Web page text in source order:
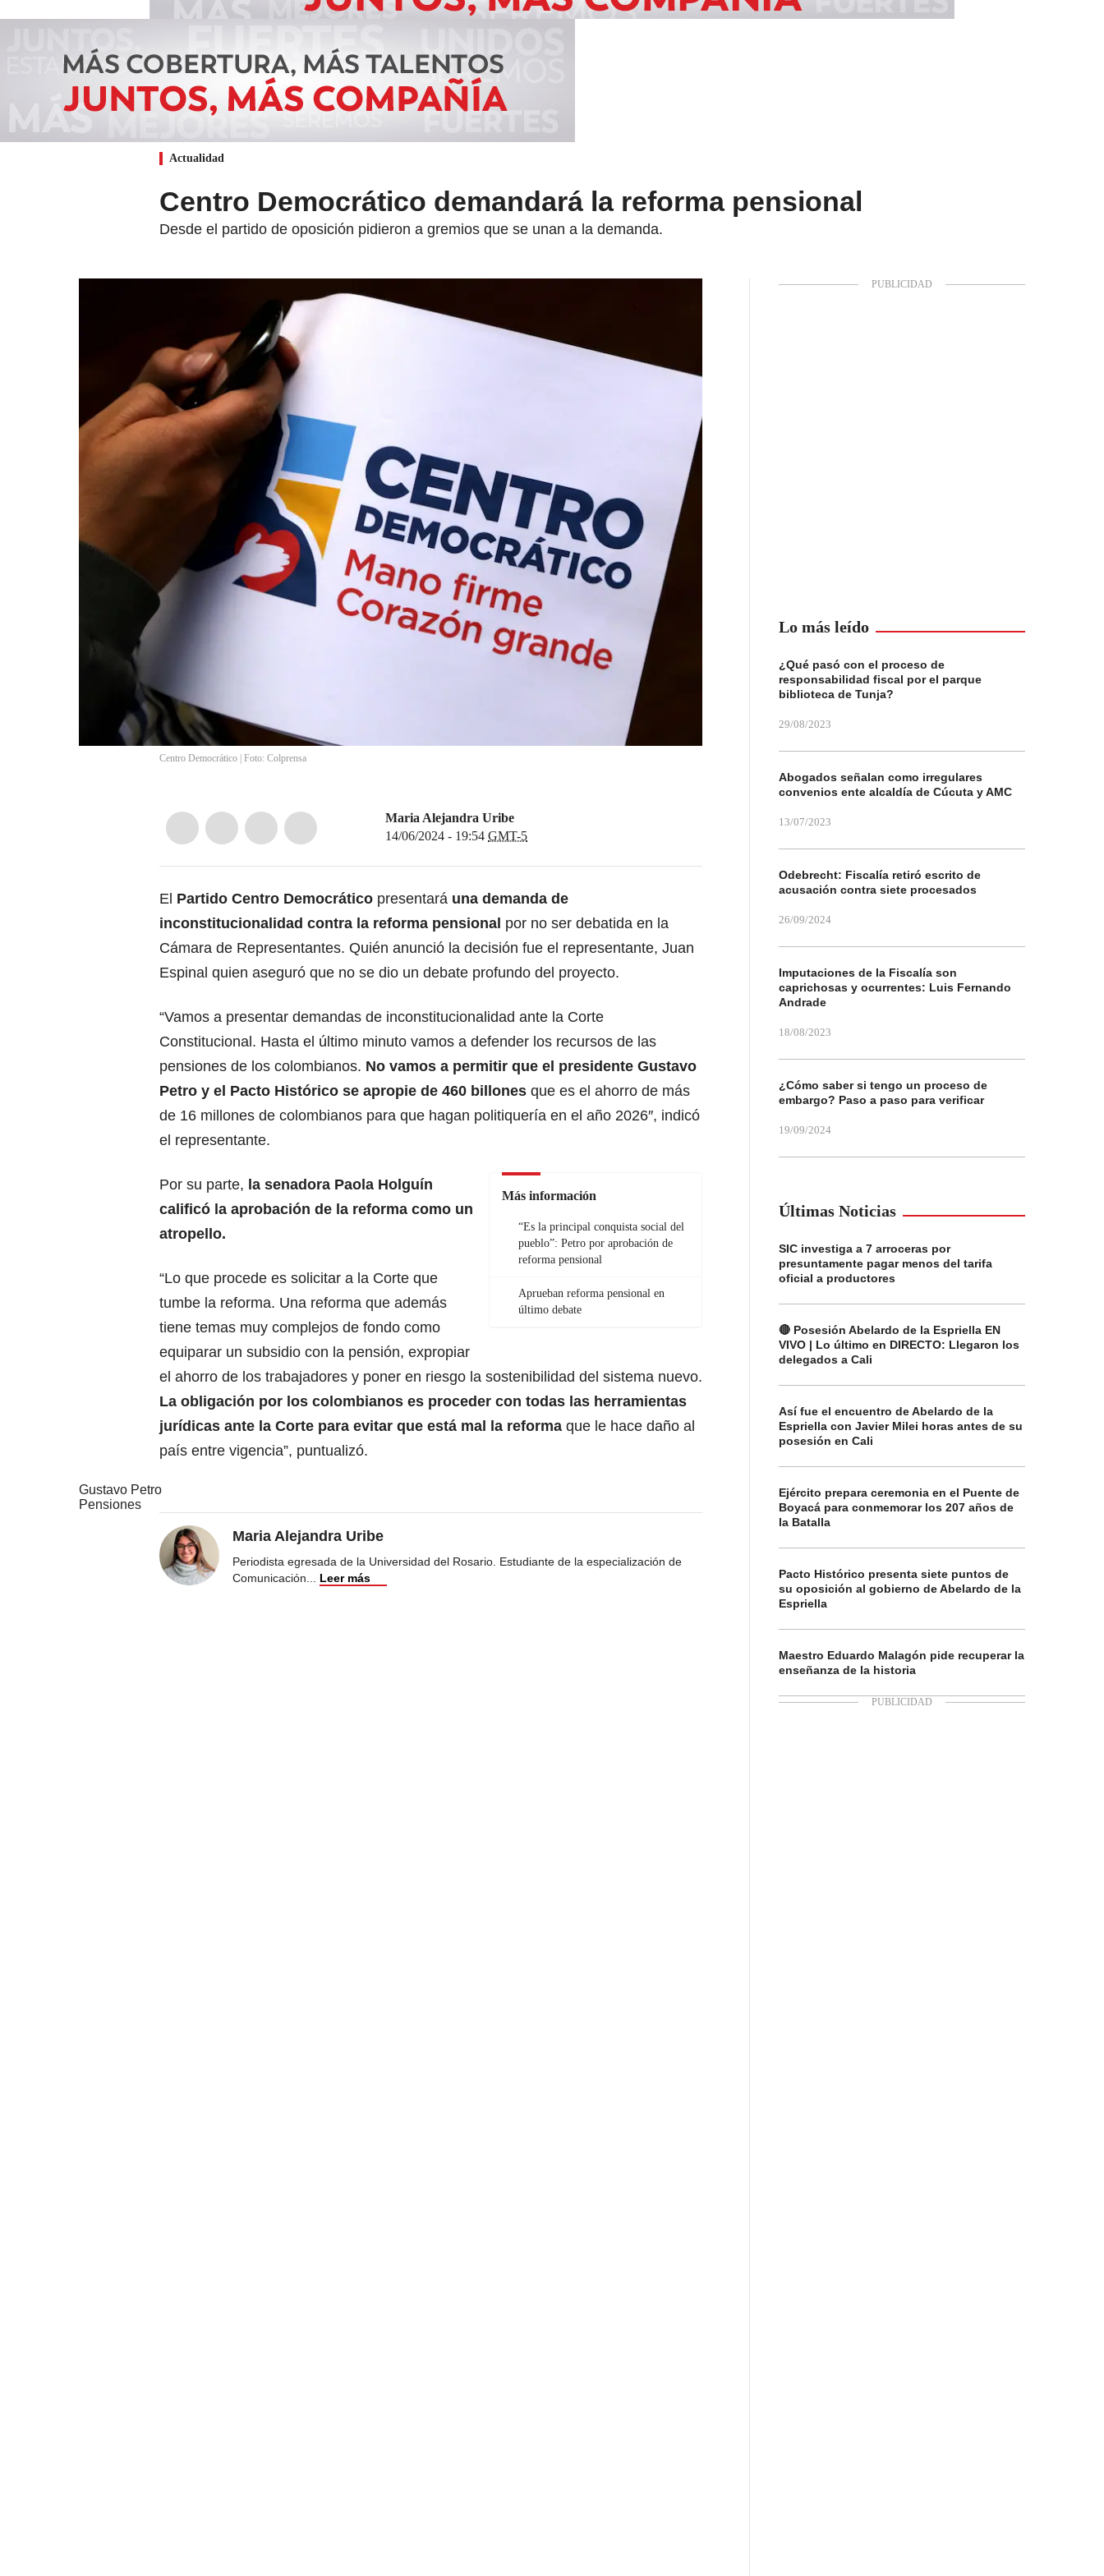
Actualidad
Centro Democrático demandará la reforma pensional
Desde el partido de oposición pidieron a gremios que se unan a la demanda.
Centro Democrático | Foto: Colprensa
Maria Alejandra Uribe
14/06/2024 - 19:54 GMT-5
El Partido Centro Democrático presentará una demanda de
inconstitucionalidad contra la reforma pensional por no ser debatida en la
Cámara de Representantes. Quién anunció la decisión fue el representante, Juan
Espinal quien aseguró que no se dio un debate profundo del proyecto.
“Vamos a presentar demandas de inconstitucionalidad ante la Corte
Constitucional. Hasta el último minuto vamos a defender los recursos de las
pensiones de los colombianos. No vamos a permitir que el presidente Gustavo
Petro y el Pacto Histórico se apropie de 460 billones que es el ahorro de más
de 16 millones de colombianos para que hagan politiquería en el año 2026″, indicó
el representante.
Más información
“Es la principal conquista social del
pueblo”: Petro por aprobación de
reforma pensional
Aprueban reforma pensional en
último debate
Por su parte, la senadora Paola Holguín
calificó la aprobación de la reforma como un
atropello.
“Lo que procede es solicitar a la Corte que
tumbe la reforma. Una reforma que además
tiene temas muy complejos de fondo como
equiparar un subsidio con la pensión, expropiar
el ahorro de los trabajadores y poner en riesgo la sostenibilidad del sistema nuevo.
La obligación por los colombianos es proceder con todas las herramientas
jurídicas ante la Corte para evitar que está mal la reforma que le hace daño al
país entre vigencia”, puntualizó.
Gustavo Petro
Pensiones
Maria Alejandra Uribe
Periodista egresada de la Universidad del Rosario. Estudiante de la especialización de
Comunicación... Leer más
Lo más leído
¿Qué pasó con el proceso de
responsabilidad fiscal por el parque
biblioteca de Tunja?
29/08/2023
Abogados señalan como irregulares
convenios ente alcaldía de Cúcuta y AMC
13/07/2023
Odebrecht: Fiscalía retiró escrito de
acusación contra siete procesados
26/09/2024
Imputaciones de la Fiscalía son
caprichosas y ocurrentes: Luis Fernando
Andrade
18/08/2023
¿Cómo saber si tengo un proceso de
embargo? Paso a paso para verificar
19/09/2024
Últimas Noticias
SIC investiga a 7 arroceras por
presuntamente pagar menos del tarifa
oficial a productores
🔴 Posesión Abelardo de la Espriella EN
VIVO | Lo último en DIRECTO: Llegaron los
delegados a Cali
Así fue el encuentro de Abelardo de la
Espriella con Javier Milei horas antes de su
posesión en Cali
Ejército prepara ceremonia en el Puente de
Boyacá para conmemorar los 207 años de
la Batalla
Pacto Histórico presenta siete puntos de
su oposición al gobierno de Abelardo de la
Espriella
Maestro Eduardo Malagón pide recuperar la
enseñanza de la historia